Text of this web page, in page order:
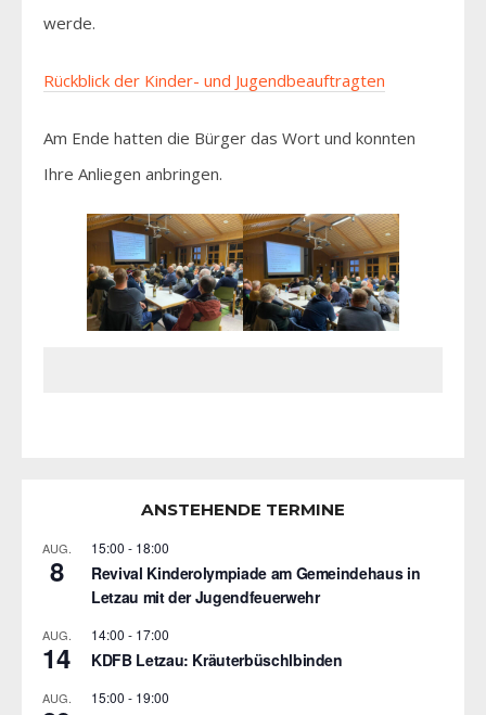
werde.
Rückblick der Kinder- und Jugendbeauftragten
Am Ende hatten die Bürger das Wort und konnten
Ihre Anliegen anbringen.
ANSTEHENDE TERMINE
AUG.
8
15:00 - 18:00
Revival Kinderolympiade am Gemeindehaus in
Letzau mit der Jugendfeuerwehr
AUG.
14
14:00 - 17:00
KDFB Letzau: Kräuterbüschlbinden
AUG. 15:00 - 19:00